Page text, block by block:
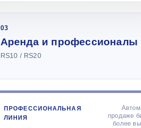
03
Аренда и профессионалы
RS10 / RS20
ПРОФЕССИОНАЛЬНАЯ
ЛИНИЯ
продаже
более